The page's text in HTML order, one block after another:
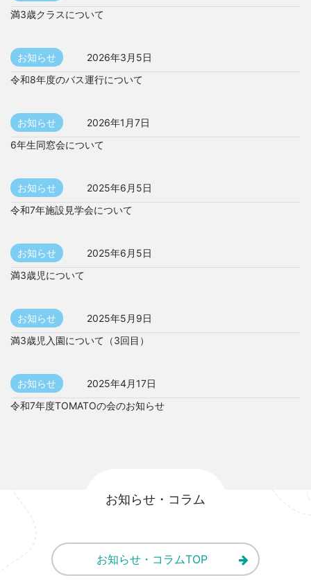
満3歳クラスについて
お知らせ
2026年3月5日
令和8年度のバス運行について
お知らせ
2026年1月7日
6年生同窓会について
お知らせ
2025年6月5日
令和7年施設見学会について
お知らせ
2025年6月5日
満3歳児について
お知らせ
2025年5月9日
満3歳児入園について（3回目）
お知らせ
2025年4月17日
令和7年度TOMATOの会のお知らせ
お知らせ・コラム
お知らせ・コラムTOP